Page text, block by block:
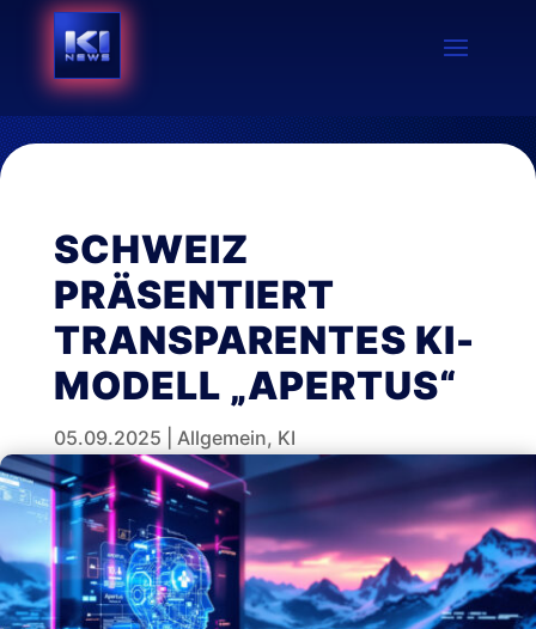
SCHWEIZ
PRÄSENTIERT
TRANSPARENTES KI-
MODELL „APERTUS“
05.09.2025 Allgemein, KI